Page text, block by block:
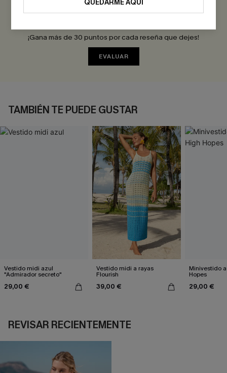
¡Gana más de 30 puntos por cada reseña que dejes!
EVALUAR
TAMBIÉN TE PUEDE GUSTAR
Vestido midi azul
"Admirador secreto"
29,00 €
Vestido midi a rayas
Flourish
39,00 €
Minivestido
Hopes
29,00 €
REVISAR RECIENTEMENTE
QUEDARME AQUÍ